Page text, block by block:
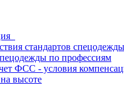
стандартов спецодежды
по профессиям
ФСС - условия
высоте